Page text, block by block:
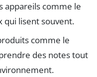
appareils comme le
qui lisent souvent.
comme le
des notes tout